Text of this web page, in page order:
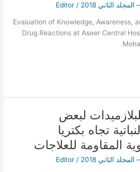
الثاني 2018 /
Editor
Evaluation of Knowledge, Awareness,
Drug Reactions at Aseer Central
لبعض
تجاه بكتريا
المقاومة للعلاجات
الثاني 2018 /
Editor